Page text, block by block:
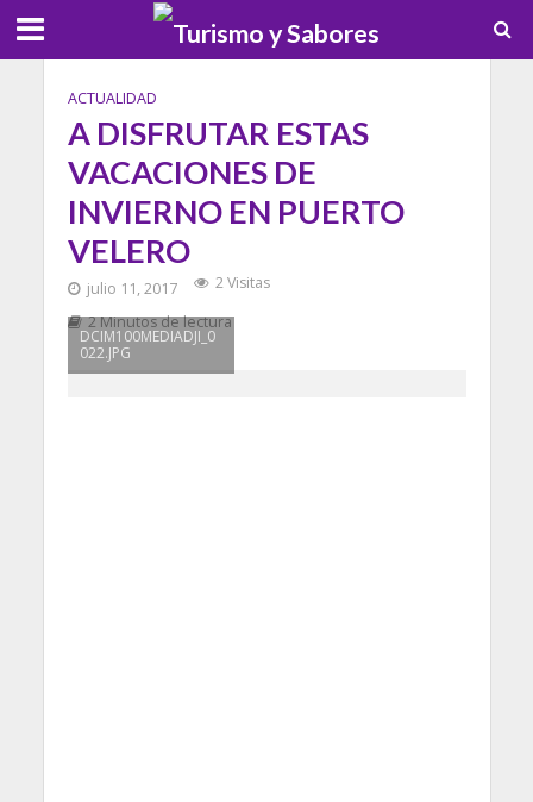
ACTUALIDAD
A DISFRUTAR ESTAS
VACACIONES DE
INVIERNO EN PUERTO
VELERO
julio 11, 2017
2 Visitas
2 Minutos de lectura
DCIM100MEDIADJI_0
022.JPG